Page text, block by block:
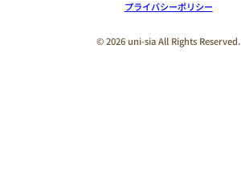
プライバシーポリシー
© 2026 uni-sia All Rights Reserved.